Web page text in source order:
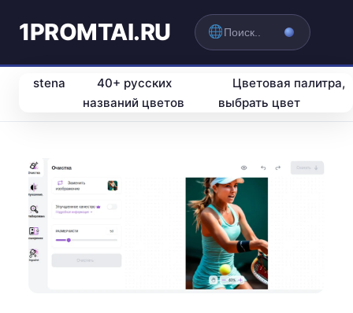
1PROMTAI.RU
stena
40+ русских
названий цветов
Цветовая палитра,
выбрать цвет